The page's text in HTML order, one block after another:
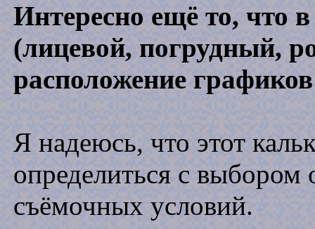
Интересно ещё то, что
(лицевой, погрудный,
расположение
Я надеюсь, что этот
определиться с выбором
съёмочных условий.